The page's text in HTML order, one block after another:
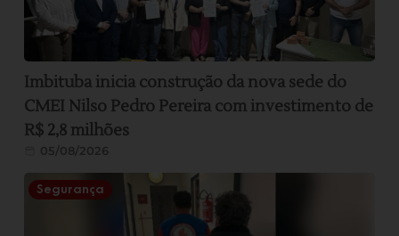
Imbituba inicia construção da nova sede do
CMEI Nilso Pedro Pereira com investimento de
R$ 2,8 milhões
05/08/2026
Segurança